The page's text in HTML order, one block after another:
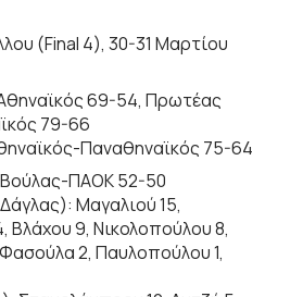
(Final 4), 30-31 Μαρτίου
69-54, Πρωτέας
79-66
Παναθηναϊκός 75-64
ΠΑΟΚ 52-50
Μαγαλιού 15,
Βλάχου 9, Νικολοπούλου 8,
2, Παυλοπούλου 1,